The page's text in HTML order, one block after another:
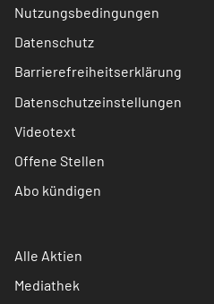
Nutzungsbedingungen
Datenschutz
Barrierefreiheitserklärung
Datenschutzeinstellungen
Videotext
Offene Stellen
Abo kündigen
Alle Aktien
Mediathek